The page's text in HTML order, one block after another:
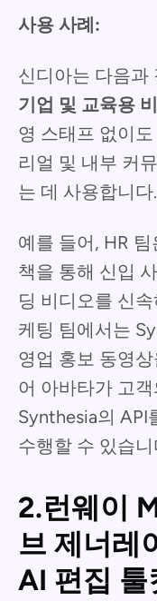
사용 사례:
신디아는 다음과
기업 및 교육용
영 스태프 없이
리얼 및 내부 커
는 데 사용합니다.
예를 들어, HR
책을 통해 신입
딩 비디오를 신
케팅 팀에서는
영업 홍보 동영
어 아바타가 고
Synthesia의 API
수행할 수 있습니
2.런웨이
브 제너레
AI 편집 툴